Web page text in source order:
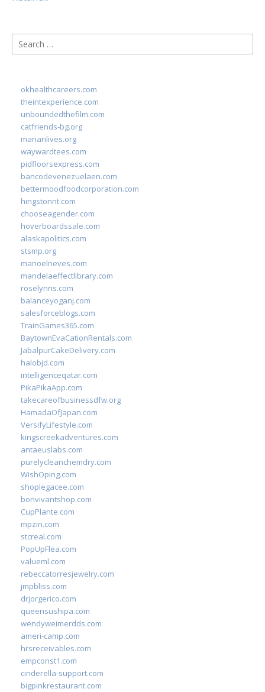
Search
for:
okhealthcareers.com
theintexperience.com
unboundedthefilm.com
catfriends-bg.org
marianlives.org
waywardtees.com
pidfloorsexpress.com
bancodevenezuelaen.com
bettermoodfoodcorporation.com
hingstonnt.com
chooseagender.com
hoverboardssale.com
alaskapolitics.com
stsmp.org
manoelneves.com
mandelaeffectlibrary.com
roselynns.com
balanceyoganj.com
salesforceblogs.com
TrainGames365.com
BaytownEvaCationRentals.com
JabalpurCakeDelivery.com
halobjd.com
intelligenceqatar.com
PikaPikaApp.com
takecareofbusinessdfw.org
HamadaOfJapan.com
VersifyLifestyle.com
kingscreekadventures.com
antaeuslabs.com
purelycleanchemdry.com
WishOping.com
shoplegacee.com
bonvivantshop.com
CupPlante.com
mpzin.com
stcreal.com
PopUpFlea.com
valueml.com
rebeccatorresjewelry.com
jmpbliss.com
drjorgerico.com
queensushipa.com
wendyweimerdds.com
ameri-camp.com
hrsreceivables.com
empconst1.com
cinderella-support.com
bigpinkrestaurant.com